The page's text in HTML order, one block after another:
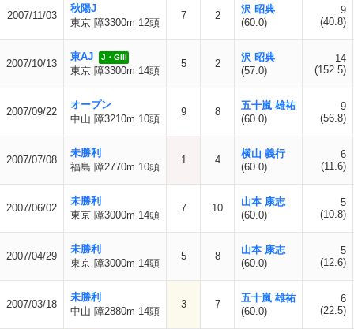
2007/11/03
秋陽J
東京 障3300m 12頭
7 2
沢 昭典
(60.0)
9
(40.8)
2007/10/13
東AJ J・GIII
東京 障3300m 14頭
5 2
沢 昭典
(57.0)
14
(152.5)
2007/09/22
オープン
中山 障3210m 10頭
9 8
五十嵐 雄祐
(60.0)
9
(56.8)
2007/07/08
未勝利
福島 障2770m 10頭
1 4
横山 義行
(60.0)
6
(11.6)
2007/06/02
未勝利
東京 障3000m 14頭
7 10
山本 康志
(60.0)
5
(10.8)
2007/04/29
未勝利
東京 障3000m 14頭
5 8
山本 康志
(60.0)
5
(12.6)
2007/03/18
未勝利
中山 障2880m 14頭
3 7
五十嵐 雄祐
(60.0)
6
(22.5)